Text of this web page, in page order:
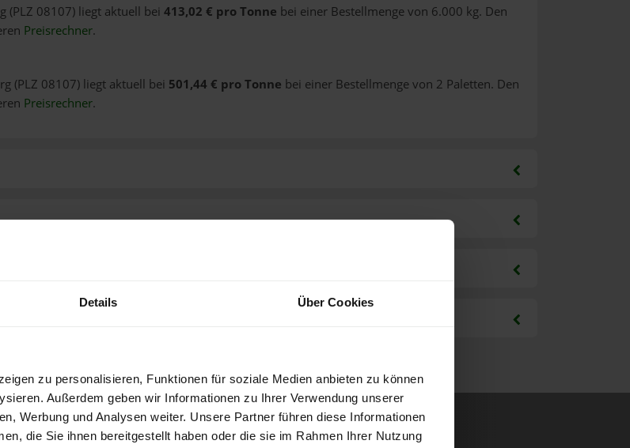
Details Über Cookies
zu personalisieren, Funktionen für soziale Medien anbieten zu können
Außerdem geben wir Informationen zu Ihrer Verwendung unserer
Werbung und Analysen weiter. Unsere Partner führen diese Informationen
die Sie ihnen bereitgestellt haben oder die sie im Rahmen Ihrer Nutzung
(PLZ 08107) liegt aktuell bei 413,02 € pro Tonne bei einer Bestellmenge von 6.000 kg. Den
Preisrechner.
(PLZ 08107) liegt aktuell bei 501,44 € pro Tonne bei einer Bestellmenge von 2 Paletten. Den
Preisrechner.